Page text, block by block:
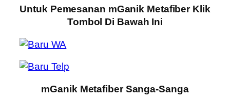
Untuk Pemesanan mGanik Metafiber Klik
Tombol Di Bawah Ini
mGanik Metafiber Sanga-Sanga